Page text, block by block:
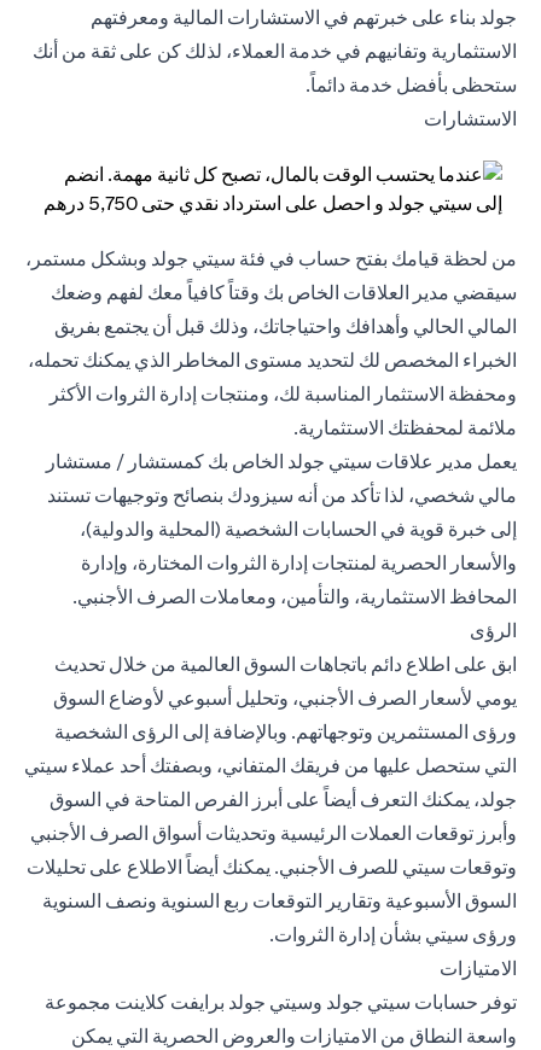
جولد بناء على خبرتهم في الاستشارات المالية ومعرفتهم
الاستثمارية وتفانيهم في خدمة العملاء، لذلك كن على ثقة من أنك
ستحظى بأفضل خدمة دائماً.
الاستشارات
من لحظة قيامك بفتح حساب في فئة سيتي جولد وبشكل مستمر،
سيقضي مدير العلاقات الخاص بك وقتاً كافياً معك لفهم وضعك
المالي الحالي وأهدافك واحتياجاتك، وذلك قبل أن يجتمع بفريق
الخبراء المخصص لك لتحديد مستوى المخاطر الذي يمكنك تحمله،
ومحفظة الاستثمار المناسبة لك، ومنتجات إدارة الثروات الأكثر
ملائمة لمحفظتك الاستثمارية.
يعمل مدير علاقات سيتي جولد الخاص بك كمستشار / مستشار
مالي شخصي، لذا تأكد من أنه سيزودك بنصائح وتوجيهات تستند
إلى خبرة قوية في الحسابات الشخصية (المحلية والدولية)،
والأسعار الحصرية لمنتجات إدارة الثروات المختارة، وإدارة
المحافظ الاستثمارية، والتأمين، ومعاملات الصرف الأجنبي.
الرؤى
ابق على اطلاع دائم باتجاهات السوق العالمية من خلال تحديث
يومي لأسعار الصرف الأجنبي، وتحليل أسبوعي لأوضاع السوق
ورؤى المستثمرين وتوجهاتهم. وبالإضافة إلى الرؤى الشخصية
التي ستحصل عليها من فريقك المتفاني، وبصفتك أحد عملاء سيتي
جولد، يمكنك التعرف أيضاً على أبرز الفرص المتاحة في السوق
وأبرز توقعات العملات الرئيسية وتحديثات أسواق الصرف الأجنبي
وتوقعات سيتي للصرف الأجنبي. يمكنك أيضاً الاطلاع على تحليلات
السوق الأسبوعية وتقارير التوقعات ربع السنوية ونصف السنوية
ورؤى سيتي بشأن إدارة الثروات.
الامتيازات
توفر حسابات سيتي جولد وسيتي جولد برايفت كلاينت مجموعة
واسعة النطاق من الامتيازات والعروض الحصرية التي يمكن